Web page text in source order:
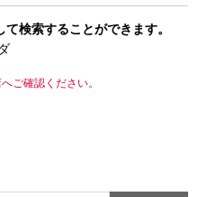
検索することができます。
ご確認ください。